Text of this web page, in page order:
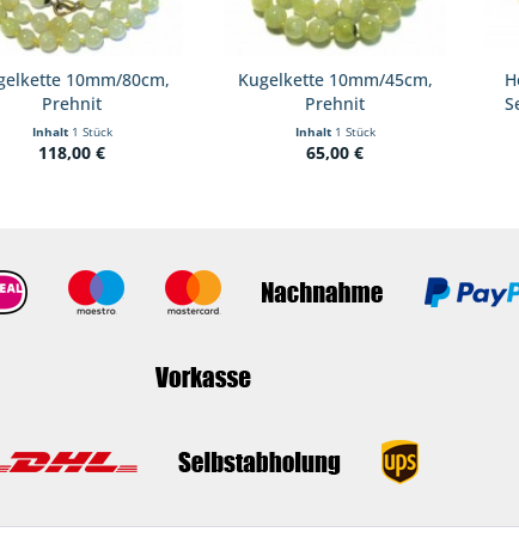
10mm/80cm,
Prehnit
Inhalt 1 Stück
118,00 €
Kugelkette 10mm/45cm,
Prehnit
Inhalt 1 Stück
65,00 €